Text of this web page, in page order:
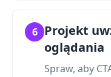
6 Projekt
oglądania
Spraw, aby